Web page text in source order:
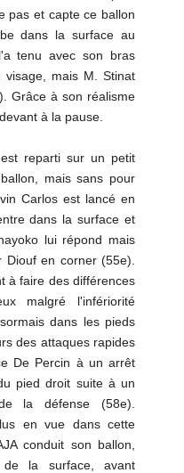
pas et capte ce ballon
dans la surface au
tenu avec son bras
mais M. Stinat
Grâce à son réalisme
à la pause.
reparti sur un petit
mais sans pour
Carlos est lancé en
dans la surface et
lui répond mais
en corner (55e).
à faire des différences
malgré l'infériorité
dans les pieds
des attaques rapides
De Percin à un arrêt
pied droit suite à un
la défense (58e).
en vue dans cette
conduit son ballon,
la surface, avant